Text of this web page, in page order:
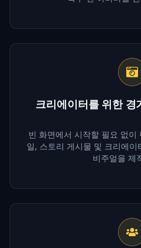
크리에이터를 위한 경
빈 화면에서 시작할 필요 없이
일, 스토리 게시물 및 크리에
비주얼을 제